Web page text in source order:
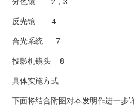
反光镜 4
合光系统 7
投影机镜头 8
具体实施方式
下面将结合附图对本发明作进一步